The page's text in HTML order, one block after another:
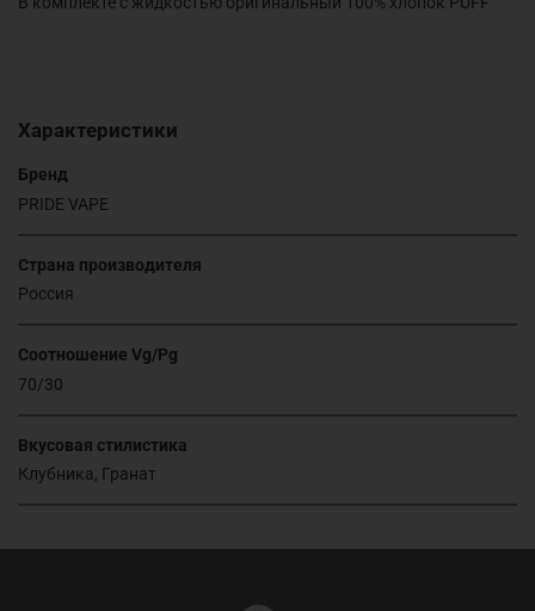
Характеристики
Бренд
PRIDE VAPE
Страна производителя
Россия
Соотношение Vg/Pg
70/30
Вкусовая стилистика
Клубника, Гранат